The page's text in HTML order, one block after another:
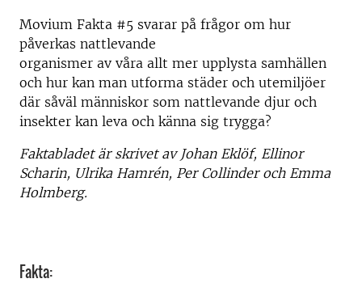
Movium Fakta #5 svarar på frågor om hur
påverkas nattlevande
organismer av våra allt mer upplysta samhällen
och hur kan man utforma städer och utemiljöer
där såväl människor som nattlevande djur och
insekter kan leva och känna sig trygga?
Faktabladet är skrivet av Johan Eklöf, Ellinor
Scharin, Ulrika Hamrén, Per Collinder och Emma
Holmberg.
Fakta: